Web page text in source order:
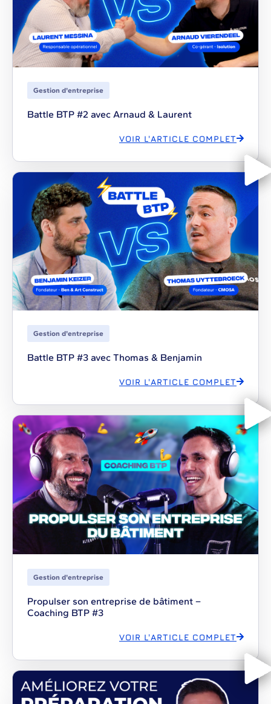
Gestion d'entreprise
Battle BTP #2 avec Arnaud & Laurent
VOIR L'ARTICLE COMPLET
Gestion d'entreprise
Battle BTP #3 avec Thomas & Benjamin
VOIR L'ARTICLE COMPLET
Gestion d'entreprise
Propulser son entreprise de bâtiment –
Coaching BTP #3
VOIR L'ARTICLE COMPLET